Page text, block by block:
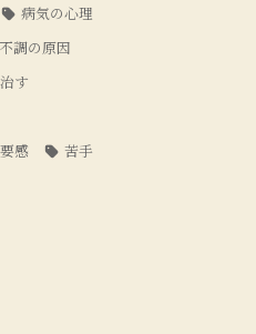
病気の心理
調の原因
す
感
苦手